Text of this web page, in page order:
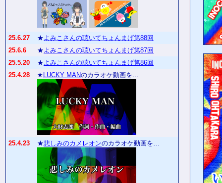
25.6.27 ★よみこさんの聴いてちょんまげ第88回
25.6.6
★よみこさんの聴いてちょんまげ第87回
25.5.20
★よみこさんの聴いてちょんまげ第86回
25.4.28
★ LUCKY MANのカラオケ動画を…
25.4.23 ★悲しみのカメレオンのカラオケ動画を…